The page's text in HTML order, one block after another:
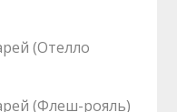
(Отелло
(Флеш-рояль)